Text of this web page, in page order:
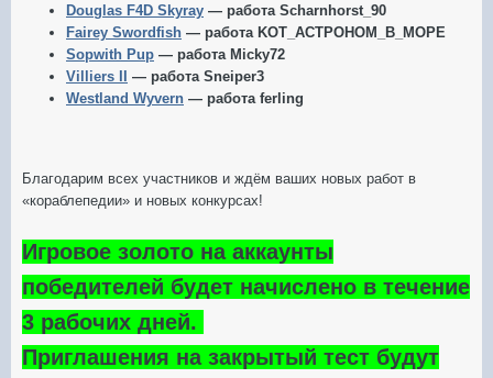
Douglas F4D Skyray — работа Scharnhorst_90
Fairey Swordfish — работа KOT_ACTPOHOM_B_MOPE
Sopwith Pup — работа Micky72
Villiers II — работа Sneiper3
Westland Wyvern — работа ferling
Благодарим всех участников и ждём ваших новых работ в
«кораблепедии» и новых конкурсах!
Игровое золото на аккаунты
победителей будет начислено в течение
3 рабочих дней.
Приглашения на закрытый тест будут